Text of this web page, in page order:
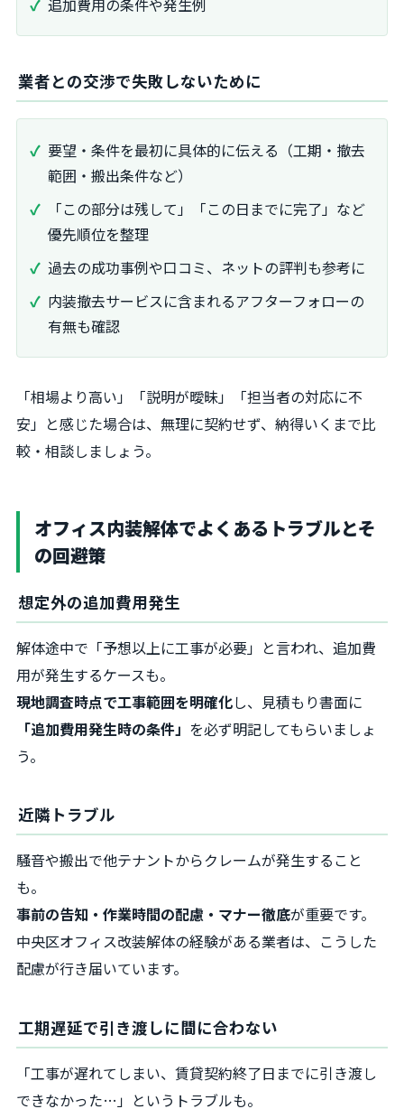
追加費用の条件や発生例
業者との交渉で失敗しないために
要望・条件を最初に具体的に伝える（工期・撤去
範囲・搬出条件など）
「この部分は残して」「この日までに完了」など
優先順位を整理
過去の成功事例や口コミ、ネットの評判も参考に
内装撤去サービスに含まれるアフターフォローの
有無も確認
「相場より高い」「説明が曖昧」「担当者の対応に不
安」と感じた場合は、無理に契約せず、納得いくまで比
較・相談しましょう。
オフィス内装解体でよくあるトラブルとそ
の回避策
想定外の追加費用発生
解体途中で「予想以上に工事が必要」と言われ、追加費
用が発生するケースも。
現地調査時点で工事範囲を明確化し、見積もり書面に
「追加費用発生時の条件」 を必ず明記してもらいましょ
う。
近隣トラブル
騒音や搬出で他テナントからクレームが発生すること
も。
事前の告知・作業時間の配慮・マナー徹底が重要です。
中央区オフィス改装解体の経験がある業者は、こうした
配慮が行き届いています。
工期遅延で引き渡しに間に合わない
「工事が遅れてしまい、賃貸契約終了日までに引き渡し
できなかった…」というトラブルも。